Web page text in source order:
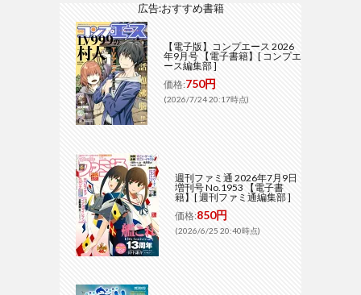
広告:おすすめ書籍
【電子版】コンプエース 2026
年9月号 【電子書籍】[ コンプエ
ース編集部 ]
価格:750円
(2026/7/24 20:17時点)
週刊ファミ通 2026年7月9日
増刊号 No.1953 【電子書
籍】[ 週刊ファミ通編集部 ]
価格:850円
(2026/6/25 20:40時点)